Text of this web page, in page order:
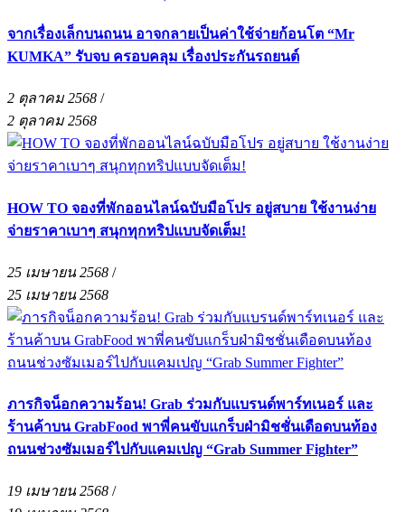
จากเรื่องเล็กบนถนน อาจกลายเป็นค่าใช้จ่ายก้อนโต “Mr
KUMKA” รับจบ ครอบคลุม เรื่องประกันรถยนต์
2 ตุลาคม 2568 /
2 ตุลาคม 2568
HOW TO จองที่พักออนไลน์ฉบับมือโปร อยู่สบาย ใช้งานง่าย
จ่ายราคาเบาๆ สนุกทุกทริปแบบจัดเต็ม!
25 เมษายน 2568 /
25 เมษายน 2568
ภารกิจน็อกความร้อน! Grab ร่วมกับแบรนด์พาร์ทเนอร์ และ
ร้านค้าบน GrabFood พาพี่คนขับแกร็บฝ่ามิชชั่นเดือดบนท้อง
ถนนช่วงซัมเมอร์ไปกับแคมเปญ “Grab Summer Fighter”
19 เมษายน 2568 /